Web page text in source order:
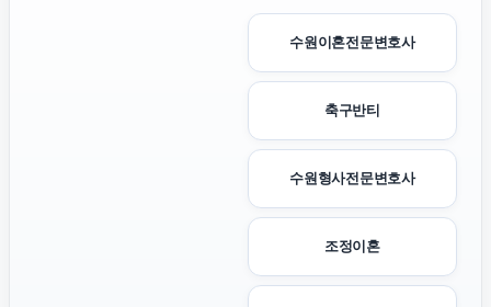
수원이혼전문변호사
축구반티
수원형사전문변호사
조정이혼